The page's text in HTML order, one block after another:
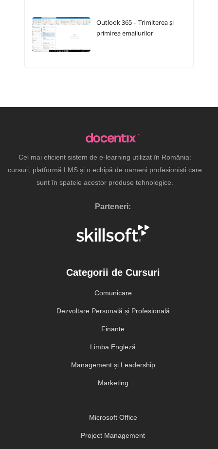
Outlook 365 – Trimiterea și
primirea emailurilor
Cel mai eficient sistem de e-learning utilizat în România:
cursuri, platformă LMS și o echipă de oameni profesioniști care
sunt în spatele acestor produse tehnologice.
Parteneri:
Categorii de Cursuri
Comunicare
Dezvoltare Personală și Profesională
Finanțe
Limba Engleză
Management și Leadership
Marketing
Microsoft Office
Project Management